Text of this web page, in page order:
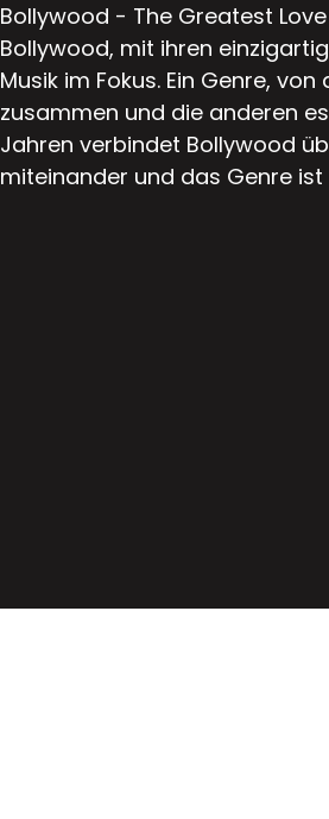
Bollywood - The Greatest
Bollywood, mit ihren
Musik im Fokus. Ein Genre,
zusammen und die anderen
Jahren verbindet Bollywood
miteinander und das Genre